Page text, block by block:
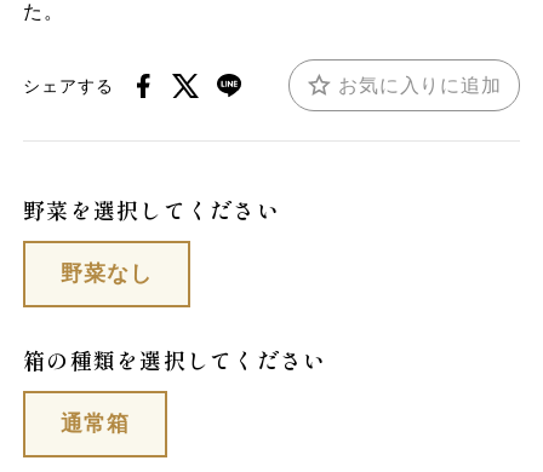
た。
シェアする お気に入りに追加
野菜を選択してください
野菜なし
箱の種類を選択してください
通常箱